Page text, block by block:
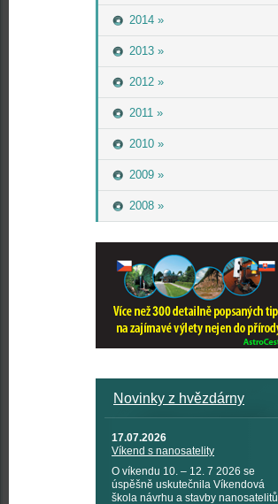
2014 »
2013 »
2012 »
2011 »
2010 »
2009 »
2008 »
Novinky z hvězdárny
17.07.2026
Víkend s nanosatelity
O víkendu 10. – 12. 7 2026 se
úspěšně uskutečnila Víkendová
škola návrhu a stavby nanosatelitů